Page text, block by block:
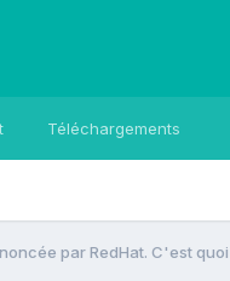
Téléchargements
par RedHat. C'est